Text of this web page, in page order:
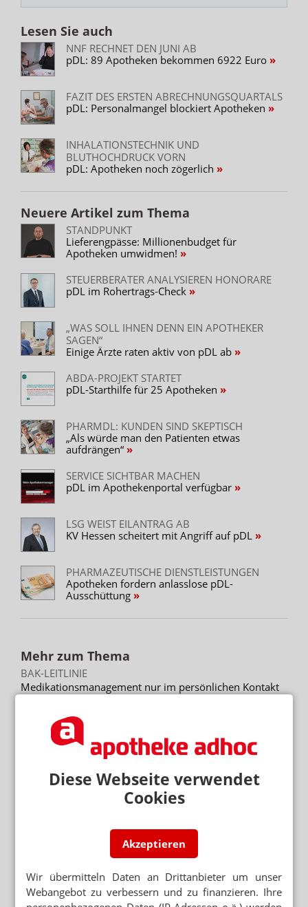
Diese Webseite verwendet
Cookies
Akzeptieren
Wir übermitteln Daten an Drittanbieter um unser
Webangebot zu verbessern und zu finanzieren. Ihre
Lesen Sie auch
NNF RECHNET DEN JUNI AB
pDL: 89 Apotheken bekommen 6922 Euro
FAZIT DES ERSTEN ABRECHNUNGSQUARTALS
pDL: Personalmangel blockiert Apotheken
INHALATIONSTECHNIK UND
BLUTHOCHDRUCK VORN
pDL: Apotheken noch zögerlich
Neuere Artikel zum Thema
STANDPUNKT
Lieferengpässe: Millionenbudget für
Apotheken umwidmen!
STEUERBERATER ANALYSIEREN HONORARE
pDL im Rohertrags-Check
„WAS SOLL IHNEN DENN EIN APOTHEKER
SAGEN“
Einige Ärzte raten aktiv von pDL ab
ABDA-PROJEKT STARTET
pDL-Starthilfe für 25 Apotheken
PHARMDL: KUNDEN SIND SKEPTISCH
„Als würde man den Patienten etwas
aufdrängen“
SERVICE SICHTBAR MACHEN
pDL im Apothekenportal verfügbar
LSG WEIST EILANTRAG AB
KV Hessen scheitert mit Angriff auf pDL
PHARMAZEUTISCHE DIENSTLEISTUNGEN
Apotheken fordern anlasslose pDL-
Ausschüttung
Mehr zum Thema
BAK-LEITLINIE
Medikationsmanagement nur im persönlichen Kontakt
ROBOTER STATT APOTHEKER?
Notdienst ohne Personal: Firma wirbt in Apotheken
AUTOMATEN ABGESTELLT
Hitze: Apotheke sperrt Abholfächer
Mehr aus Ressort
PODCAST NUR MAL SO ZUM WISSEN
Das Cannabis-Chaos
ANTRAG ABGELEHNT
Grüne: Apotheken sollen Klimaanlagen abgeben